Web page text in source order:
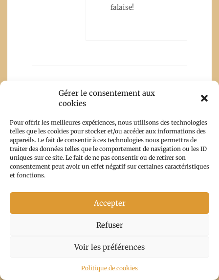
Gérer le consentement aux
cookies
Pour offrir les meilleures expériences, nous utilisons des technologies
telles que les cookies pour stocker et/ou accéder aux informations des
appareils. Le fait de consentir à ces technologies nous permettra de
traiter des données telles que le comportement de navigation ou les ID
uniques sur ce site. Le fait de ne pas consentir ou de retirer son
consentement peut avoir un effet négatif sur certaines caractéristiques
et fonctions.
Accepter
Refuser
Voir les préférences
Politique de cookies
falaise!
Le petit monde
8 avril 2022 at
16h54-
Répondre
Hello,
Concernant ce séjour,
offre une vue absolument
En tout cas, c’est un lieu que je
Excellente soirée